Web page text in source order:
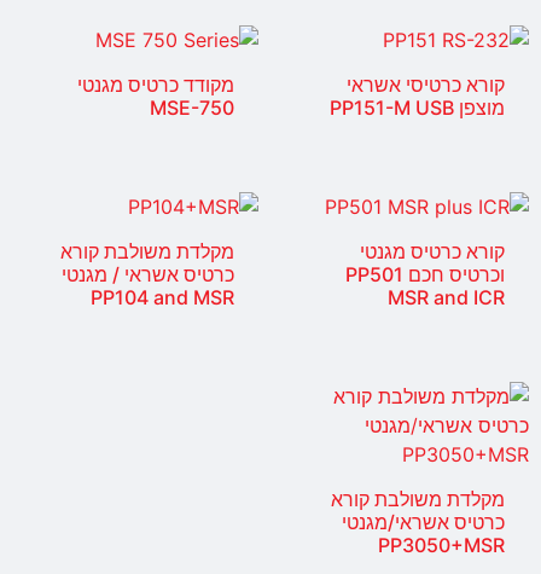
קורא כרטיסי אשראי
מוצפן PP151-M USB
מקודד כרטיס מגנטי
MSE-750
קורא כרטיס מגנטי
וכרטיס חכם PP501
MSR and ICR
מקלדת משולבת קורא
כרטיס אשראי / מגנטי
PP104 and MSR
מקלדת משולבת קורא
כרטיס אשראי/מגנטי
PP3050+MSR